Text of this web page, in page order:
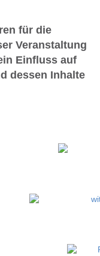
für die
Veranstaltung
Einfluss auf
dessen Inhalte